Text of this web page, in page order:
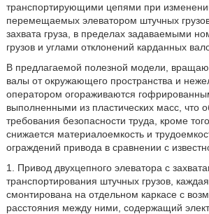
транспортирующими цепями при
перемещаемых элеватором штучных
захвата груза, в пределах задаваемыми
грузов и углами отклонений карданных
В предлагаемой полезной модели,
валы от окружающего пространства и
оператором огораживаются
выполненными из пластических масс, что
требования безопасности труда, кроме
снижается материалоемкость и
ограждений привода в сравнении с
1. Привод двухцепного элеватора с
транспортирования штучных грузов,
смонтирована на отдельном каркасе с
расстояния между ними, содержащий